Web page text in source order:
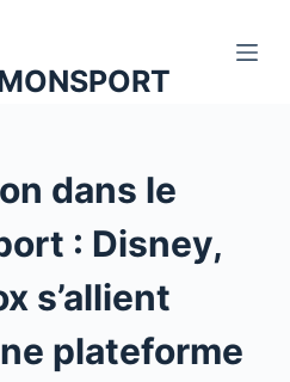
dans le
: Disney,
s’allient
plateforme